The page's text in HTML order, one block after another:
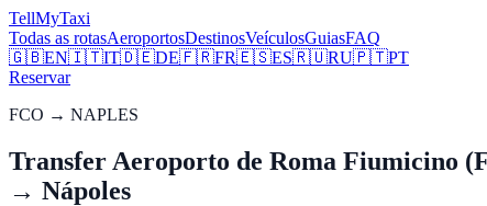
TellMyTaxi
Todas as rotasAeroportosDestinosVeículosGuiasFAQ
🇬🇧EN🇮🇹IT🇩🇪DE🇫🇷FR🇪🇸ES🇷🇺RU🇵🇹PT
Reservar
FCO → NAPLES
Transfer Aeroporto de Roma Fiumicino
→ Nápoles